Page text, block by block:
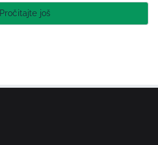
Pročitajte još